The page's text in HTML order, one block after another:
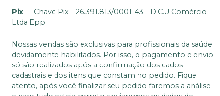
Pix - Chave Pix - 26.391.813/0001-43 - D.C.U Comércio
Ltda Epp
Nossas vendas são exclusivas para profissionais da saúde
devidamente habilitados. Por isso, o pagamento e envio
só são realizados após a confirmação dos dados
cadastrais e dos itens que constam no pedido. Fique
atento, após você finalizar seu pedido faremos a análise